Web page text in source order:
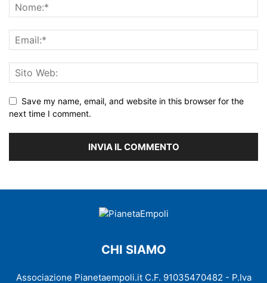
Save my name, email, and website in this browser for the
next time I comment.
CHI SIAMO
Associazione Pianetaempoli.it C.F. 91035470482 - P.Iva